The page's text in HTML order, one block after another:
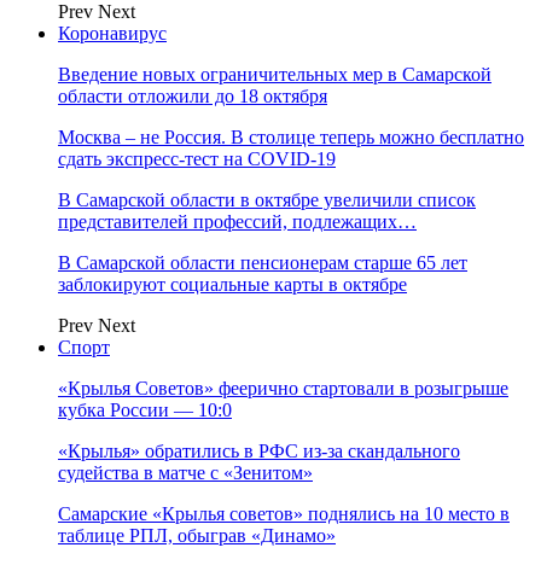
Prev Next
Коронавирус
Введение новых ограничительных мер в Самарской
области отложили до 18 октября
Москва – не Россия. В столице теперь можно бесплатно
сдать экспресс-тест на COVID-19
В Самарской области в октябре увеличили список
представителей профессий, подлежащих…
В Самарской области пенсионерам старше 65 лет
заблокируют социальные карты в октябре
Prev Next
Спорт
«Крылья Советов» феерично стартовали в розыгрыше
кубка России — 10:0
«Крылья» обратились в РФС из-за скандального
судейства в матче с «Зенитом»
Самарские «Крылья советов» поднялись на 10 место в
таблице РПЛ, обыграв «Динамо»